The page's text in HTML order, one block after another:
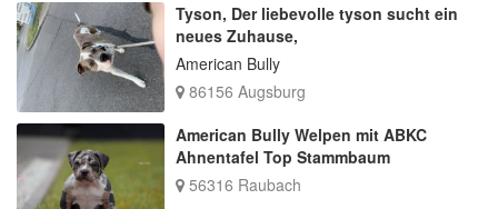
Tyson, Der liebevolle tyson sucht ein
neues Zuhause,
American Bully
86156 Augsburg
American Bully Welpen mit ABKC
Ahnentafel Top Stammbaum
56316 Raubach